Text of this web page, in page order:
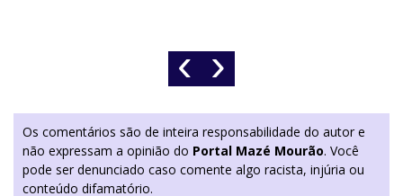
‹ ›
Os comentários são de inteira responsabilidade do autor e
não expressam a opinião do Portal Mazé Mourão. Você
pode ser denunciado caso comente algo racista, injúria ou
conteúdo difamatório.